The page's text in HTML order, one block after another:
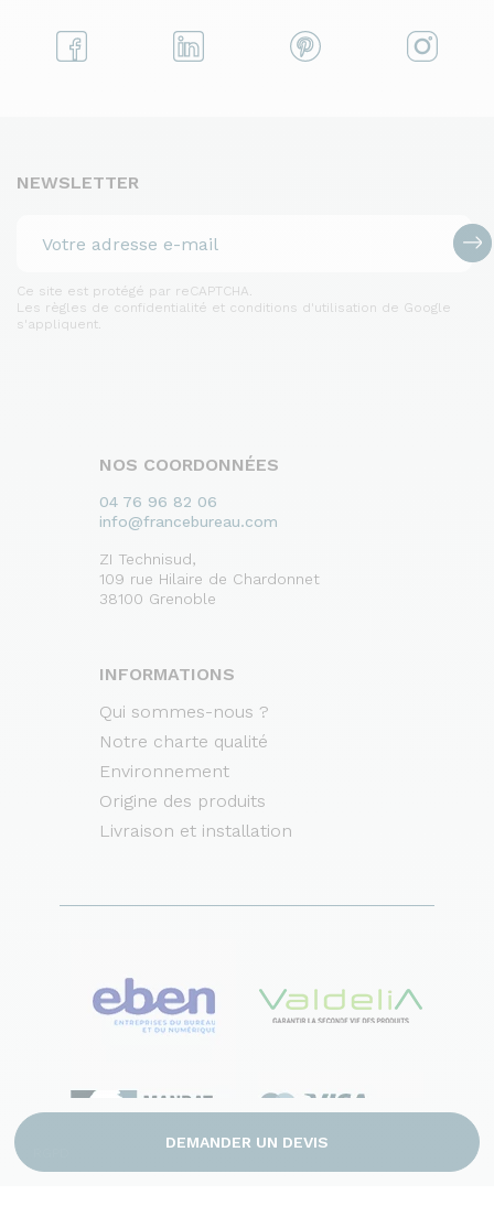
DEMANDER UN DEVIS
NEWSLETTER
Ce site est protégé par reCAPTCHA.
Les règles de confidentialité et conditions d'utilisation de Google
s'appliquent.
NOS COORDONNÉES
04 76 96 82 06
info@francebureau.com
ZI Technisud,
109 rue Hilaire de Chardonnet
38100 Grenoble
INFORMATIONS
Qui sommes-nous ?
Notre charte qualité
Environnement
Origine des produits
Livraison et installation